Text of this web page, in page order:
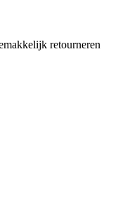
retourneren